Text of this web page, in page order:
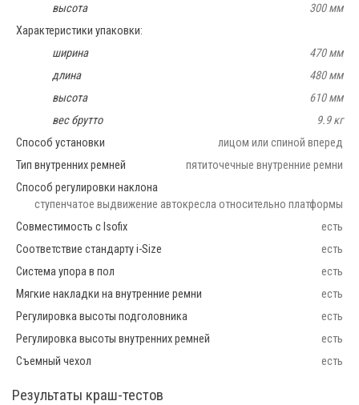
высота
300 мм
Характеристики упаковки:
ширина
470 мм
длина
480 мм
высота
610 мм
вес брутто
9.9 кг
Способ установки
лицом или спиной вперед
Тип внутренних ремней
пятиточечные внутренние ремни
Способ регулировки наклона
ступенчатое выдвижение автокресла относительно платформы
Совместимость с Isofix
есть
Соответствие стандарту i-Size
есть
Система упора в пол
есть
Мягкие накладки на внутренние ремни
есть
Регулировка высоты подголовника
есть
Регулировка высоты внутренних ремней
есть
Съемный чехол
есть
Результаты краш-тестов